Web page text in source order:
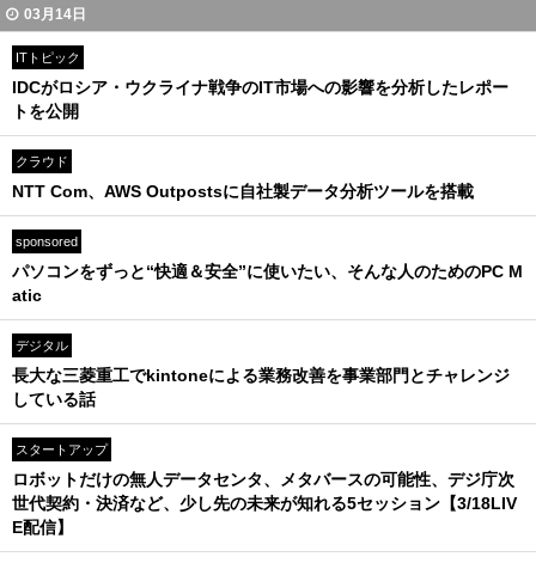
03月14日
ITトピック
IDCがロシア・ウクライナ戦争のIT市場への影響を分析したレポー
トを公開
クラウド
NTT Com、AWS Outpostsに自社製データ分析ツールを搭載
sponsored
パソコンをずっと“快適＆安全”に使いたい、そんな人のためのPC M
atic
デジタル
長大な三菱重工でkintoneによる業務改善を事業部門とチャレンジ
している話
スタートアップ
ロボットだけの無人データセンタ、メタバースの可能性、デジ庁次
世代契約・決済など、少し先の未来が知れる5セッション【3/18LIV
E配信】